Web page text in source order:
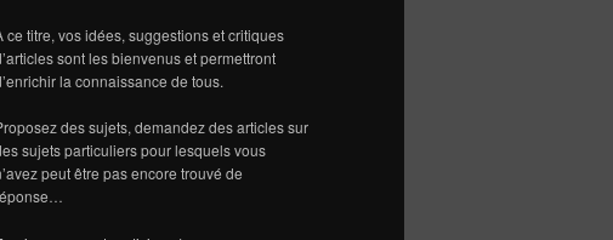
ce titre, vos idées, suggestions et critiques
sont les bienvenus et permettront
la connaissance de tous.
des sujets, demandez des articles sur
sujets particuliers pour lesquels vous
peut être pas encore trouvé de